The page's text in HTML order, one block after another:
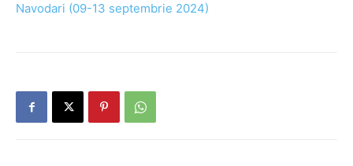
Navodari (09-13 septembrie 2024)